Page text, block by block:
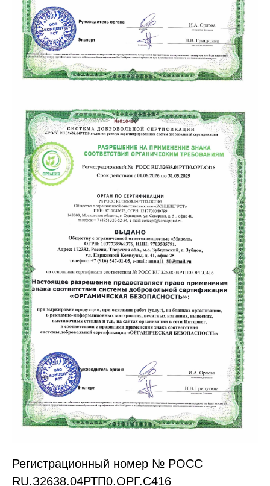
Регистрационный номер № РОСС
RU.З2638.04РТП0.ОРГ.С416